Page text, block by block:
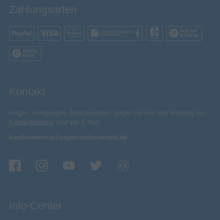
Bluetooth
Nahfeldkommunikation (NFC)
Speicher
Kompatible Speicherkarten
Verpackungsinhalt
Mitgelieferte Kabel USB
Schnellstartübersicht
Zahlungsarten
Kontakt
Fragen, Anregungen, Beschwerden? Sagen Sie uns Ihre Meinung via
Kontaktformular oder per E-Mail:
kundenservice@expert-technomarkt.de
Info-Center